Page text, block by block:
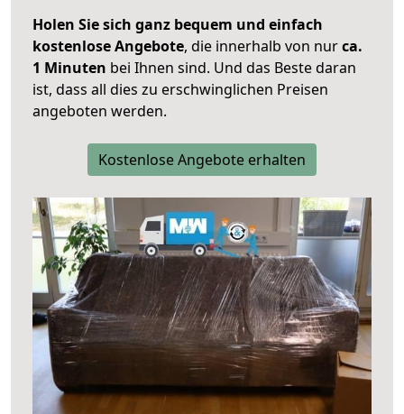
Holen Sie sich ganz bequem und einfach
kostenlose Angebote, die innerhalb von nurca.
1 Minuten bei Ihnen sind. Und das Beste daran
ist, dass all dies zu erschwinglichen Preisen
angeboten werden.
Kostenlose Angebote erhalten